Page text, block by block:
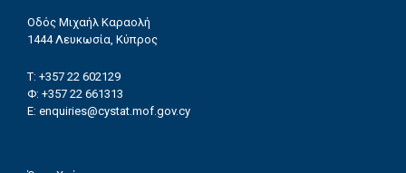
Οδός Μιχαήλ Καραολή
1444 Λευκωσία, Κύπρος
T: +357 22 602129
Φ: +357 22 661313
E: enquiries@cystat.mof.gov.cy